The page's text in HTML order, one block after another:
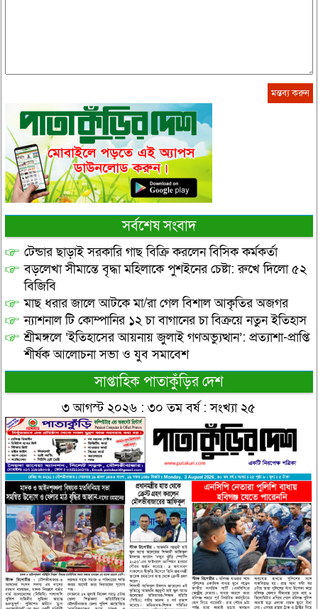
সর্বশেষ সংবাদ
টেন্ডার ছাড়াই সরকারি গাছ বিক্রি করলেন বিসিক কর্মকর্তা
বড়লেখা সীমান্তে বৃদ্ধা মহিলাকে পুশইনের চেষ্টা: রুখে দিলো ৫২
বিজিবি
মাছ ধরার জালে আটকে মা/রা গেল বিশাল আকৃতির অজগর
ন্যাশনাল টি কোম্পানির ১২ চা বাগানের চা বিক্রয়ে নতুন ইতিহাস
শ্রীমঙ্গলে ‘ইতিহাসের আয়নায় জুলাই গণঅভ্যুত্থান’: প্রত্যাশা-প্রাপ্তি
শীর্ষক আলোচনা সভা ও যুব সমাবেশ
সাপ্তাহিক পাতাকুঁড়ির দেশ
৩ আগস্ট ২০২৬ : ৩০ তম বর্ষ : সংখ্যা ২৫